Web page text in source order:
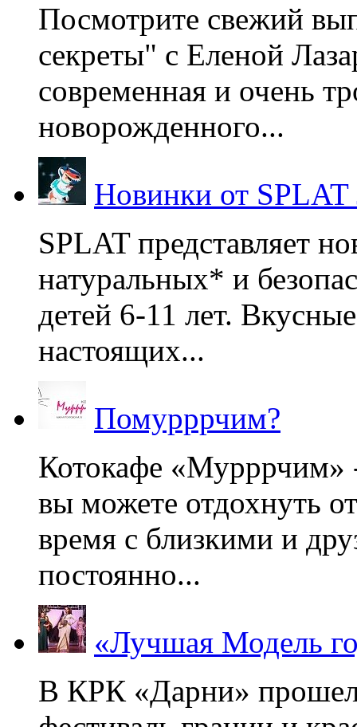
Посмотрите свежий
секреты" с Еленой
современная и очень
новорожденного...
Новинки от
SPLAT представляет
натуральных* и
детей 6-11 лет.
настоящих...
Помурррчим?
Котокафе «Мурррчим»
вы можете отдохнуть
время с близкими и
постоянно...
«Лучшая Модель
В КРК «Дарни»